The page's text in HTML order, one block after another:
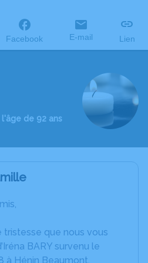
Facebook E-mail Lien
de 92 ans
tristesse que nous vous
BARY survenu le
à Hénin Beaumont.